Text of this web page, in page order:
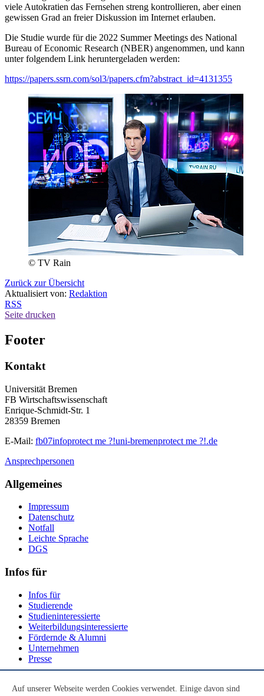
viele Autokratien das Fernsehen streng kontrollieren, aber einen
gewissen Grad an freier Diskussion im Internet erlauben.
Die Studie wurde für die 2022 Summer Meetings des National
Bureau of Economic Research (NBER) angenommen, und kann
unter folgendem Link heruntergeladen werden:
https://papers.ssrn.com/sol3/papers.cfm?abstract_id=4131355
© TV Rain
Zurück zur Übersicht
Aktualisiert von: Redaktion
RSS
Seite drucken
Footer
Kontakt
Universität Bremen
FB Wirtschaftswissenschaft
Enrique-Schmidt-Str. 1
28359 Bremen
E-Mail: fb07infoprotect me ?!uni-bremenprotect me ?!.de
Ansprechpersonen
Allgemeines
Impressum
Datenschutz
Notfall
Leichte Sprache
DGS
Infos für
Infos für
Studierende
Studieninteressierte
Weiterbildungsinteressierte
Fördernde & Alumni
Unternehmen
Presse
Auf unserer Webseite werden Cookies verwendet. Einige davon sind